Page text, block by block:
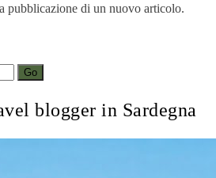
pubblicazione di un nuovo articolo.
blogger in Sardegna